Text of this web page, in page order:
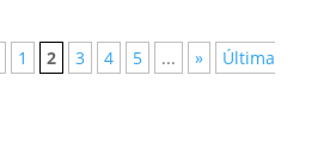
1 2 3 4 5 ... »
Última